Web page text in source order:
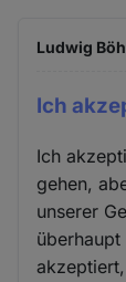
Ludwig
Ich
Ich
gehen,
unserer